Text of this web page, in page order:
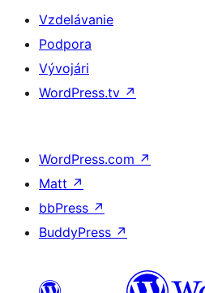
Vzdelávanie
Podpora
Vývojári
WordPress.tv ↗
WordPress.com ↗
Matt ↗
bbPress ↗
BuddyPress ↗